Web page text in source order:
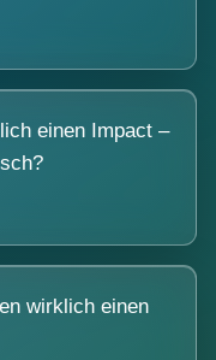
einen Impact –
wirklich einen